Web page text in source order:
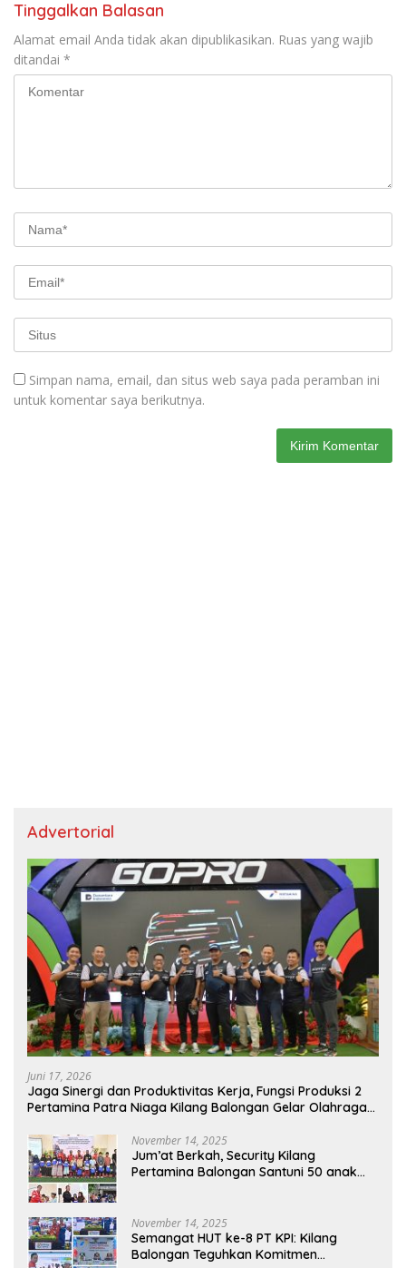
Tinggalkan Balasan
Alamat email Anda tidak akan dipublikasikan. Ruas yang wajib
ditandai *
Simpan nama, email, dan situs web saya pada peramban ini
untuk komentar saya berikutnya.
Advertorial
Juni 17, 2026
Jaga Sinergi dan Produktivitas Kerja, Fungsi Produksi 2
Pertamina Patra Niaga Kilang Balongan Gelar Olahraga
November 14, 2025
Jum’at Berkah, Security Kilang
Pertamina Balongan Santuni 50 anak
November 14, 2025
Semangat HUT ke-8 PT KPI: Kilang
Balongan Teguhkan Komitmen